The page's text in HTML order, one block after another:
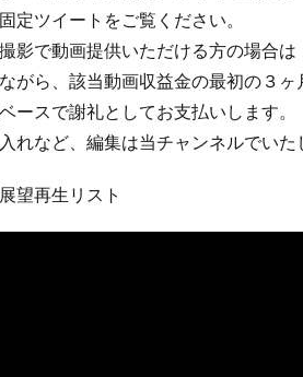
定ツイートをご覧ください。
影で動画提供いただける方の場合は
がら、該当動画収益金の最初の３ヶ
ースで謝礼としてお支払いします。
れなど、編集は当チャンネルでいた
望再生リスト